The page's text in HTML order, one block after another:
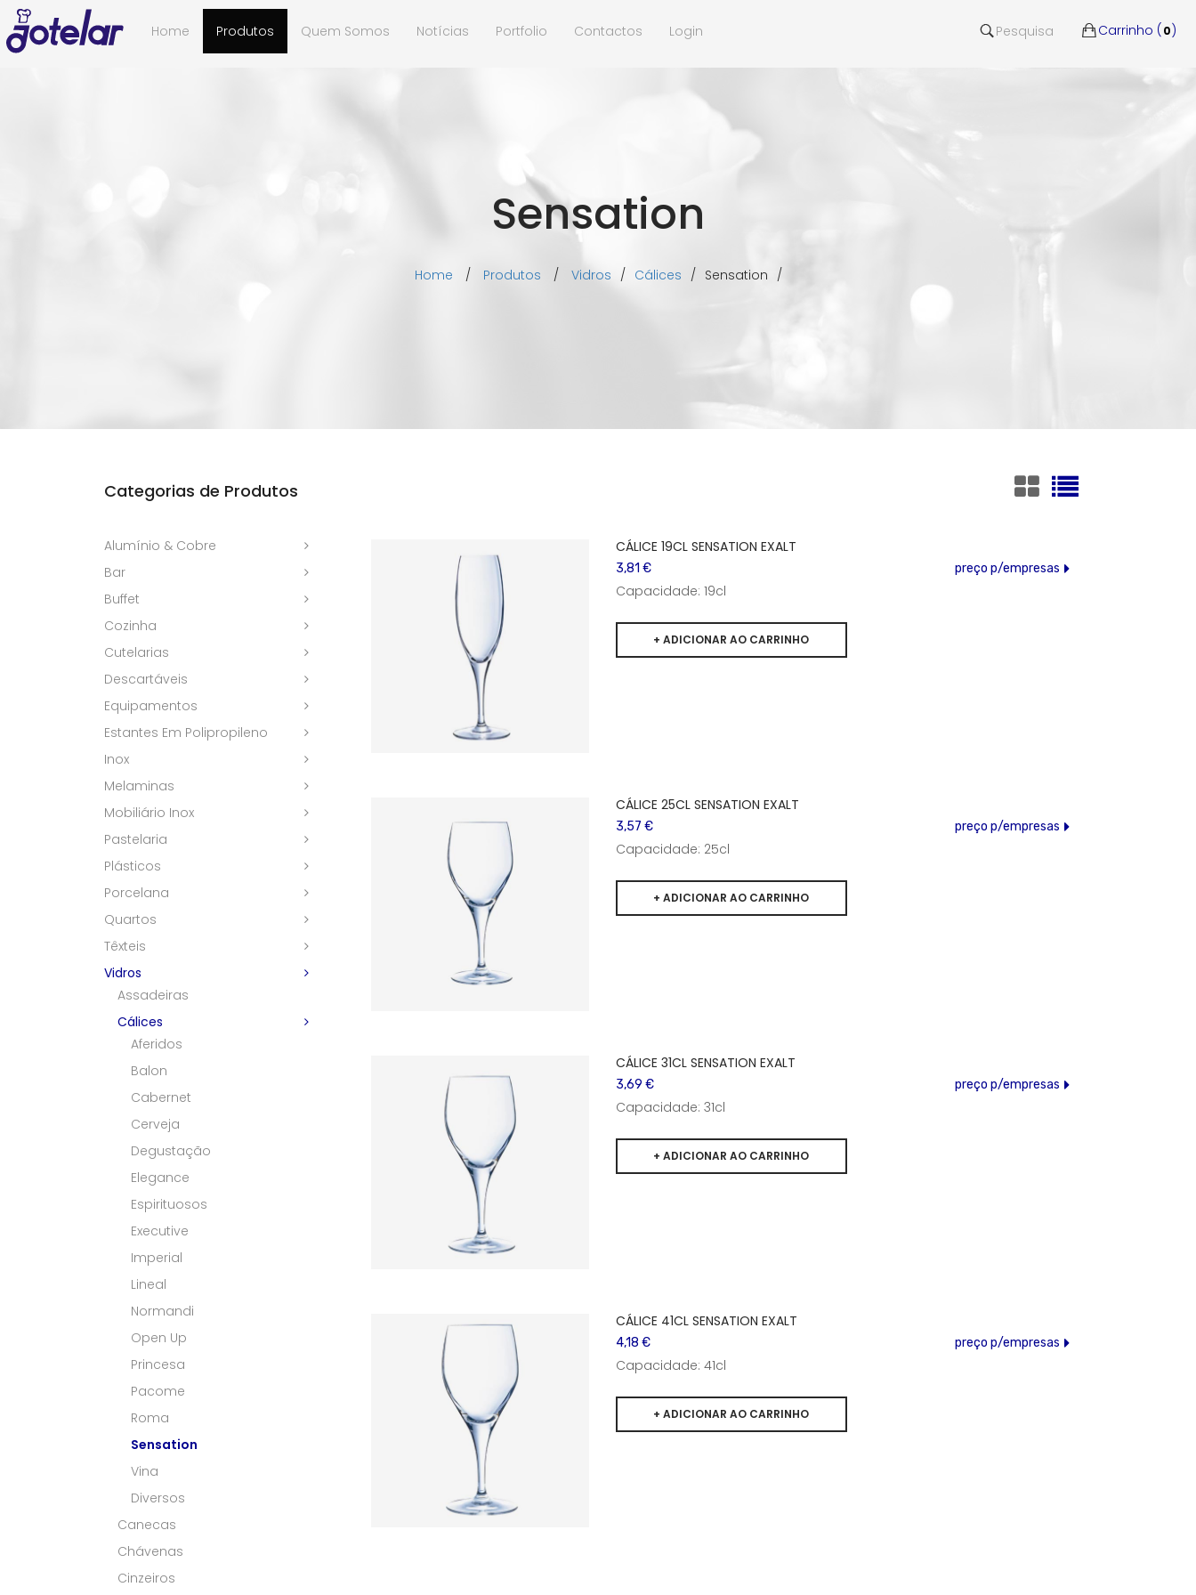
Home Produtos Quem Somos Notícias Portfolio Contactos Login Pesquisa Carrinho ( 0)
Sensation
Home / Produtos / Vidros / Cálices / Sensation /
Categorias de Produtos
Alumínio & Cobre
Bar
Buffet
Cozinha
Cutelarias
Descartáveis
Equipamentos
Estantes Em Polipropileno
Inox
Melaminas
Mobiliário Inox
Pastelaria
Plásticos
Porcelana
Quartos
Têxteis
Vidros
Assadeiras
Cálices
Aferidos
Balon
Cabernet
Cerveja
Degustação
Elegance
Espirituosos
Executive
Imperial
Lineal
Normandi
Open Up
Princesa
Pacome
Roma
Sensation
Vina
Diversos
Canecas
Chávenas
Cinzeiros
CÁLICE 19CL SENSATION EXALT
3,81 € preço p/empresas
Capacidade: 19cl
CÁLICE 25CL SENSATION EXALT
3,57 € preço p/empresas
Capacidade: 25cl
CÁLICE 31CL SENSATION EXALT
3,69 € preço p/empresas
Capacidade: 31cl
CÁLICE 41CL SENSATION EXALT
4,18 € preço p/empresas
Capacidade: 41cl